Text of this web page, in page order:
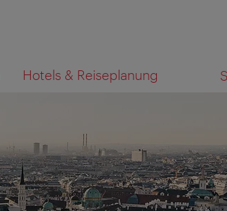
Hotels & Reiseplanung